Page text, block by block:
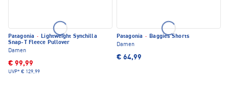
Patagonia · Lightweight Synchilla
Snap-T Fleece Pullover
Damen
€ 99,99
UVP* € 129,99
Patagonia · Baggies Shorts
Damen
€ 64,99